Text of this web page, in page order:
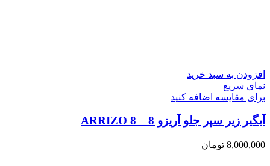
افزودن به سبد خرید
نمای سریع
برای مقایسه اضافه کنید
آبگیر زیر سپر جلو آریزو 8 _ ARRIZO 8
8,000,000 تومان